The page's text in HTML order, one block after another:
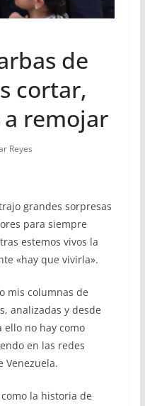
de
cortar,
remojar
Reyes
grandes sorpresas
para siempre
estemos vivos la
«hay que vivirla».
mis columnas de
analizadas y desde
no hay como
en las redes
Venezuela.
la historia de